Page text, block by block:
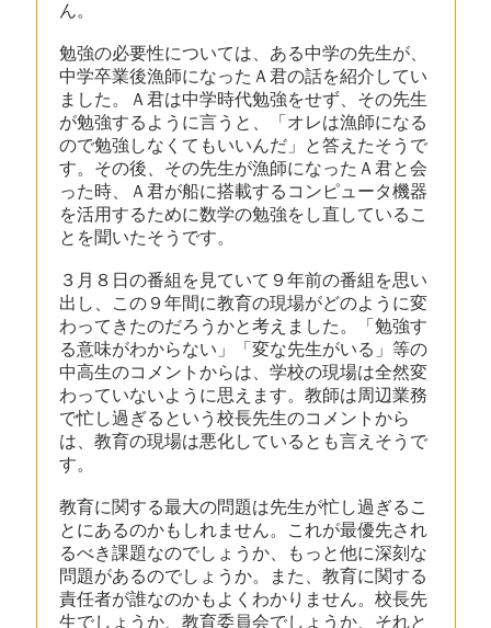
ん。
勉強の必要性については、ある中学の先生が、
中学卒業後漁師になったＡ君の話を紹介してい
ました。Ａ君は中学時代勉強をせず、その先生
が勉強するように言うと、「オレは漁師になる
ので勉強しなくてもいいんだ」と答えたそうで
す。その後、その先生が漁師になったＡ君と会
った時、Ａ君が船に搭載するコンピュータ機器
を活用するために数学の勉強をし直しているこ
とを聞いたそうです。
３月８日の番組を見ていて９年前の番組を思い
出し、この９年間に教育の現場がどのように変
わってきたのだろうかと考えました。「勉強す
る意味がわからない」「変な先生がいる」等の
中高生のコメントからは、学校の現場は全然変
わっていないように思えます。教師は周辺業務
で忙し過ぎるという校長先生のコメントから
は、教育の現場は悪化しているとも言えそうで
す。
教育に関する最大の問題は先生が忙し過ぎるこ
とにあるのかもしれません。これが最優先され
るべき課題なのでしょうか、もっと他に深刻な
問題があるのでしょうか。また、教育に関する
責任者が誰なのかもよくわかりません。校長先
生でしょうか、教育委員会でしょうか、それと